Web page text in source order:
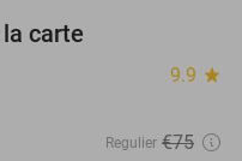
carte
9.9 star
Regulier €75